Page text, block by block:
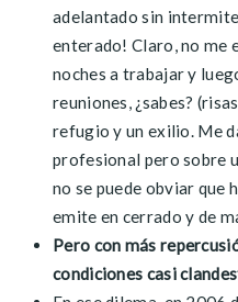
adelantado sin
enterado! Claro, no me
noches a trabajar y
reuniones, ¿sabes?
refugio y un exilio. Me
profesional pero sobre
no se puede obviar que
emite en cerrado y de
Pero con más
condiciones casi